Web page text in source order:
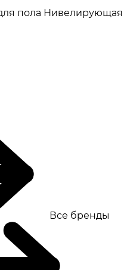
пола Нивелирующая
Все бренды